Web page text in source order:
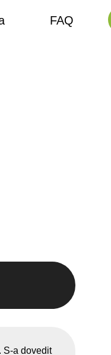
+(373) 61 113 107
S-a dovedit